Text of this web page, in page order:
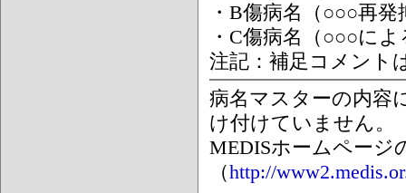
・B傷病名（○○○再
・C傷病名（○○○に
注記：補足コメント
病名マスターの内容
け付けていません。
MEDISホームページ
（http://